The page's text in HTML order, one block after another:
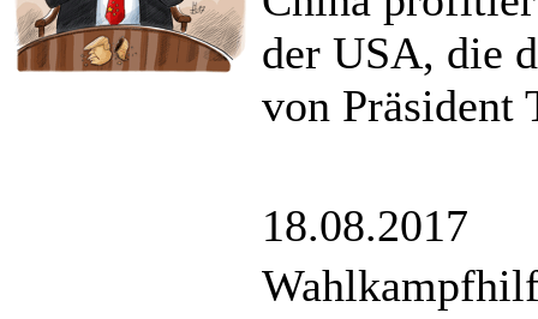
der USA, die
von Präsident
18.08.2017